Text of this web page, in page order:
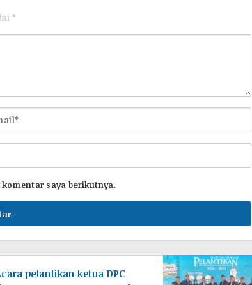
*
saya berikutnya.
pelantikan ketua DPC